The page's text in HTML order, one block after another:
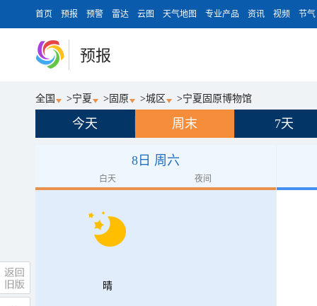
首页 预报 预警 雷达 云图 天气地图 专业产品 资讯 视频 节气
预报
全国 >宁夏 > 固原 >城区 >宁夏固原博物馆
今天 周末 7天
8日 周六
白天 夜间
晴